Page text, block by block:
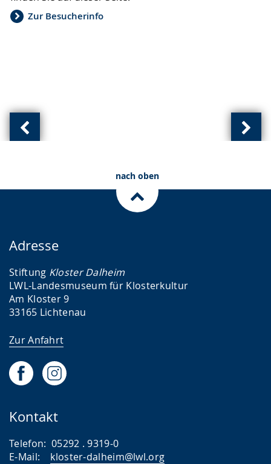
Vorherige
von
von
Zur Besucherinfo
angezeigt.
nach oben
Adresse
Stiftung Kloster Dalheim
LWL-Landesmuseum für Klosterkultur
Am Kloster 9
33165 Lichtenau
Zur Anfahrt
Kontakt
Telefon: 05292 . 9319-0
E-Mail: kloster-dalheim@lwl.org